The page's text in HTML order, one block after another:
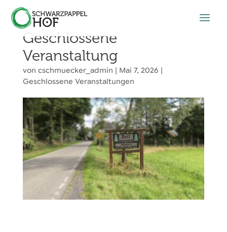
Geschlossene
Veranstaltung
von cschmuecker_admin | Mai 7, 2026 |
Geschlossene Veranstaltungen